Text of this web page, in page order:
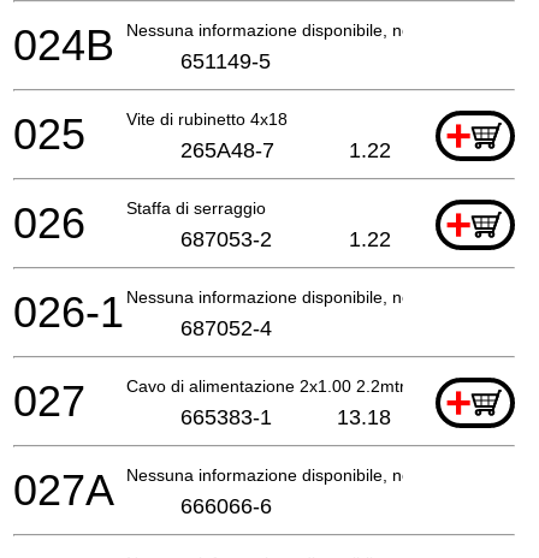
Nessuna informazione disponibile, non ordinabile
024B 651149-5
Vite di rubinetto 4x18 +
025 265A48-7 1.22
Staffa di serraggio +
026 687053-2 1.22
Nessuna informazione disponibile, non ordinabile
026-1 687052-4
Cavo di alimentazione 2x1.00 2.2mtr +
027 665383-1 13.18
Nessuna informazione disponibile, non ordinabile
027A 666066-6